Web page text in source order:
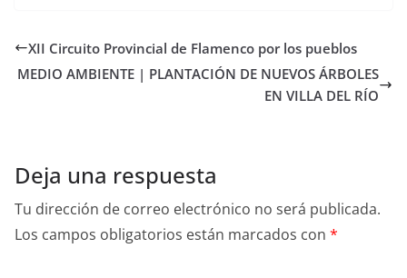
XII Circuito Provincial de Flamenco por los pueblos
MEDIO AMBIENTE | PLANTACIÓN DE NUEVOS ÁRBOLES
EN VILLA DEL RÍO
Deja una respuesta
Tu dirección de correo electrónico no será publicada.
Los campos obligatorios están marcados con *